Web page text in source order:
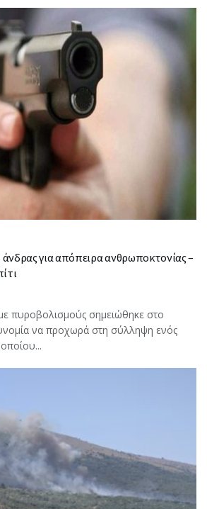
για απόπειρα ανθρωποκτονίας –
πυροβολισμούς σημειώθηκε στο
να προχωρά στη σύλληψη ενός